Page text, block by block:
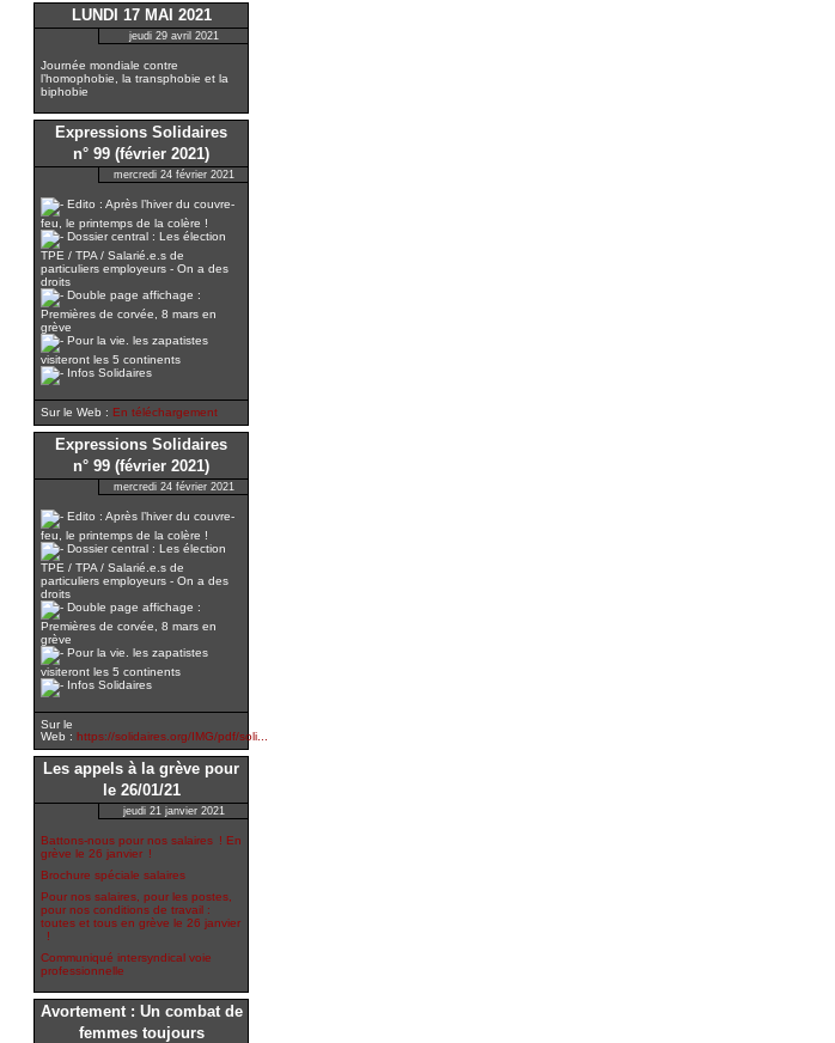
LUNDI 17 MAI 2021
jeudi 29 avril 2021
Journée mondiale contre
l’homophobie, la transphobie et la
biphobie
Expressions Solidaires
n° 99 (février 2021)
mercredi 24 février 2021
Edito : Après l’hiver du couvre-
feu, le printemps de la colère !
Dossier central : Les élection
TPE / TPA / Salarié.e.s de
particuliers employeurs - On a des
droits
Double page affichage :
Premières de corvée, 8 mars en
grève
Pour la vie. les zapatistes
visiteront les 5 continents
Infos Solidaires
Sur le Web : En téléchargement
Expressions Solidaires
n° 99 (février 2021)
mercredi 24 février 2021
Edito : Après l’hiver du couvre-
feu, le printemps de la colère !
Dossier central : Les élection
TPE / TPA / Salarié.e.s de
particuliers employeurs - On a des
droits
Double page affichage :
Premières de corvée, 8 mars en
grève
Pour la vie. les zapatistes
visiteront les 5 continents
Infos Solidaires
Sur le
Web : https://solidaires.org/IMG/pdf/soli...
Les appels à la grève pour
le 26/01/21
jeudi 21 janvier 2021
Battons-nous pour nos salaires ! En
grève le 26 janvier !
Brochure spéciale salaires
Pour nos salaires, pour les postes,
pour nos conditions de travail :
toutes et tous en grève le 26 janvier
!
Communiqué intersyndical voie
professionnelle
Avortement : Un combat de
femmes toujours